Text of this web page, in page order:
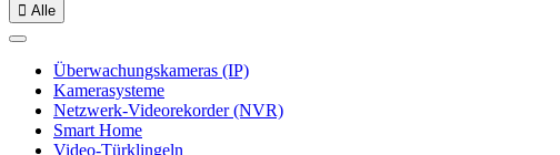
 Alle
Überwachungskameras (IP)
Kamerasysteme
Netzwerk-Videorekorder (NVR)
Smart Home
Video-Türklingeln